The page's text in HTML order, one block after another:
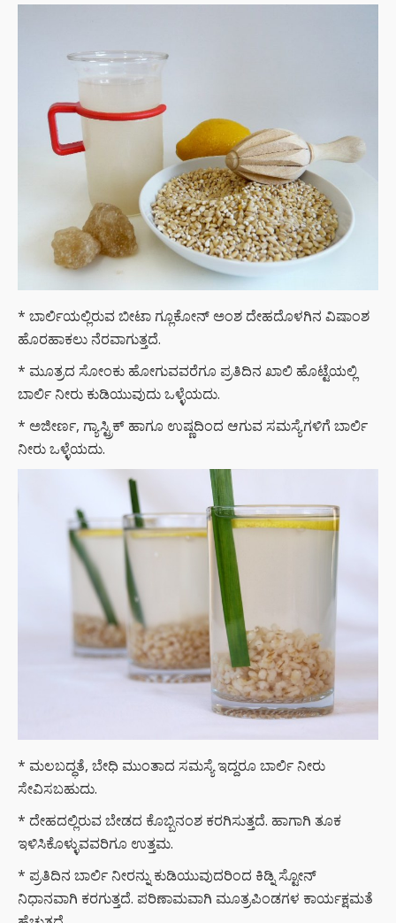
* ಬಾರ್ಲಿಯಲ್ಲಿರುವ ಬೀಟಾ ಗ್ಲೂಕೋನ್ ಅಂಶ ದೇಹದೊಳಗಿನ ವಿಷಾಂಶ
ಹೊರಹಾಕಲು ನೆರವಾಗುತ್ತದೆ.
* ಮೂತ್ರದ ಸೋಂಕು ಹೋಗುವವರೆಗೂ ಪ್ರತಿದಿನ ಖಾಲಿ ಹೊಟ್ಟೆಯಲ್ಲಿ
ಬಾರ್ಲಿ ನೀರು ಕುಡಿಯುವುದು ಒಳ್ಳೆಯದು.
* ಅಜೀರ್ಣ, ಗ್ಯಾಸ್ಟ್ರಿಕ್ ಹಾಗೂ ಉಷ್ಣದಿಂದ ಆಗುವ ಸಮಸ್ಯೆಗಳಿಗೆ ಬಾರ್ಲಿ
ನೀರು ಒಳ್ಳೆಯದು.
* ಮಲಬದ್ಧತೆ, ಬೇಧಿ ಮುಂತಾದ ಸಮಸ್ಯೆ ಇದ್ದರೂ ಬಾರ್ಲಿ ನೀರು
ಸೇವಿಸಬಹುದು.
* ದೇಹದಲ್ಲಿರುವ ಬೇಡದ ಕೊಬ್ಬಿನಂಶ ಕರಗಿಸುತ್ತದೆ. ಹಾಗಾಗಿ ತೂಕ
ಇಳಿಸಿಕೊಳ್ಳುವವರಿಗೂ ಉತ್ತಮ.
* ಪ್ರತಿದಿನ ಬಾರ್ಲಿ ನೀರನ್ನು ಕುಡಿಯುವುದರಿಂದ ಕಿಡ್ನಿ ಸ್ಟೋನ್
ನಿಧಾನವಾಗಿ ಕರಗುತ್ತದೆ. ಪರಿಣಾಮವಾಗಿ ಮೂತ್ರಪಿಂಡಗಳ ಕಾರ್ಯಕ್ಷಮತೆ